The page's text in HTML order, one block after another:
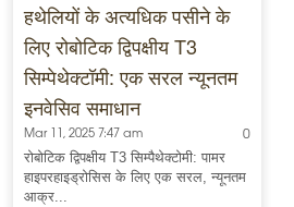
हथेलियों के अत्यधिक पसीने के
लिए रोबोटिक द्विपक्षीय T3
सिम्पेथेक्टॉमी: एक सरल न्यूनतम
इनवेसिव समाधान
Mar 11, 2025 7:47 am 0
रोबोटिक द्विपक्षीय T3 सिम्पैथेक्टोमी: पामर
हाइपरहाइड्रोसिस के लिए एक सरल, न्यूनतम
आक्र...